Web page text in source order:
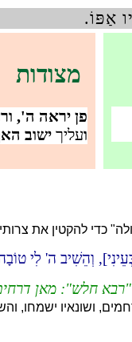
אַפּוֹ.
מצודות
פן יראה ה',
ועליך ישוב
כדי להקטין את
וְהֵשִׁיב ה' לִי
חלש": מאן
ושונאיו ישמחו,